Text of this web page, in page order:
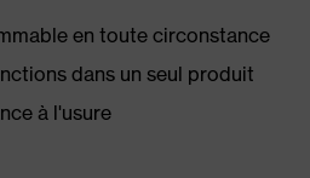
en toute circonstance
dans un seul produit
à l'usure